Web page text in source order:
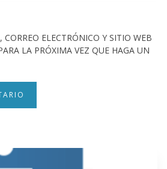
ELECTRÓNICO Y SITIO WEB
LA PRÓXIMA VEZ QUE HAGA UN